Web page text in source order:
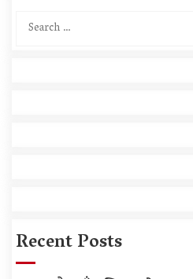
Search
Recent Posts